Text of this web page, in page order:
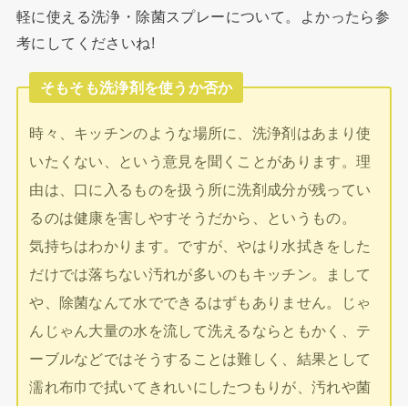
軽に使える洗浄・除菌スプレーについて。よかったら参
考にしてくださいね!
そもそも洗浄剤を使うか否か
時々、キッチンのような場所に、洗浄剤はあまり使
いたくない、という意見を聞くことがあります。理
由は、口に入るものを扱う所に洗剤成分が残ってい
るのは健康を害しやすそうだから、というもの。
気持ちはわかります。ですが、やはり水拭きをした
だけでは落ちない汚れが多いのもキッチン。まして
や、除菌なんて水でできるはずもありません。じゃ
んじゃん大量の水を流して洗えるならともかく、テ
ーブルなどではそうすることは難しく、結果として
濡れ布巾で拭いてきれいにしたつもりが、汚れや菌